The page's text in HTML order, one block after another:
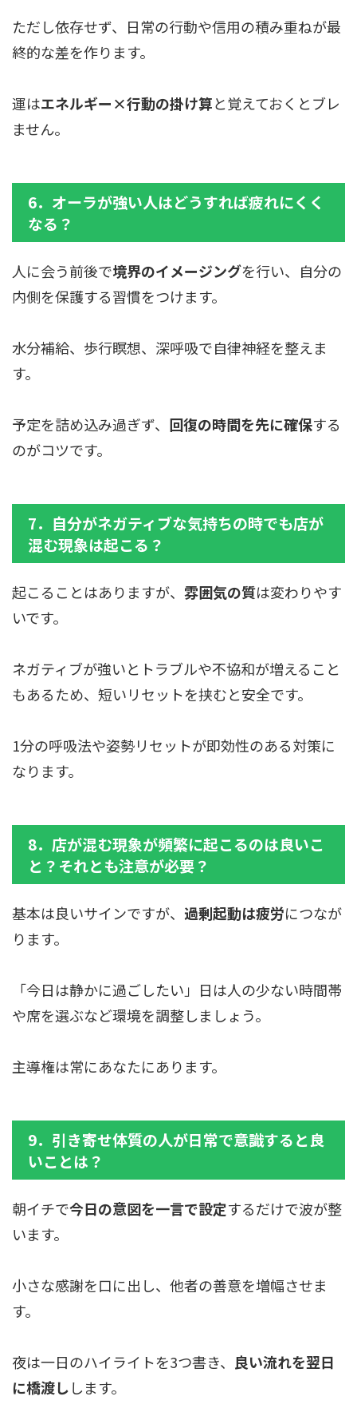
ただし依存せず、日常の行動や信用の積み重ねが最
終的な差を作ります。
運はエネルギー×行動の掛け算と覚えておくとブレ
ません。
6．オーラが強い人はどうすれば疲れにくく
なる？
人に会う前後で境界のイメージングを行い、自分の
内側を保護する習慣をつけます。
水分補給、歩行瞑想、深呼吸で自律神経を整えま
す。
予定を詰め込み過ぎず、 回復の時間を先に確保する
のがコツです。
7．自分がネガティブな気持ちの時でも店が
混む現象は起こる？
起こることはありますが、 雰囲気の質は変わりやす
いです。
ネガティブが強いとトラブルや不協和が増えること
もあるため、短いリセットを挟むと安全です。
1分の呼吸法や姿勢リセットが即効性のある対策に
なります。
8．店が混む現象が頻繁に起こるのは良いこ
と？それとも注意が必要？
基本は良いサインですが、 過剰起動は疲労につなが
ります。
「今日は静かに過ごしたい」日は人の少ない時間帯
や席を選ぶなど環境を調整しましょう。
主導権は常にあなたにあります。
9．引き寄せ体質の人が日常で意識すると良
いことは？
朝イチで今日の意図を一言で設定するだけで波が整
います。
小さな感謝を口に出し、他者の善意を増幅させま
す。
夜は一日のハイライトを3つ書き、 良い流れを翌日
に橋渡しします。